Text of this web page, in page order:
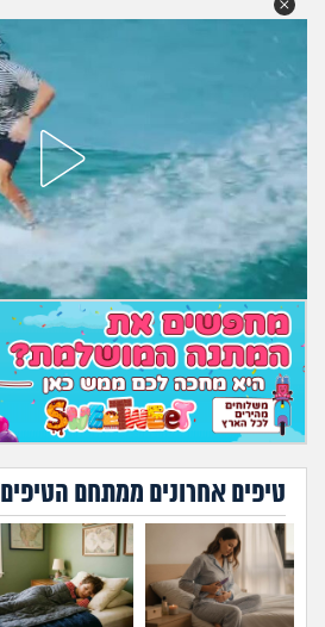
טיפים אחרונים ממתחם הטיפים